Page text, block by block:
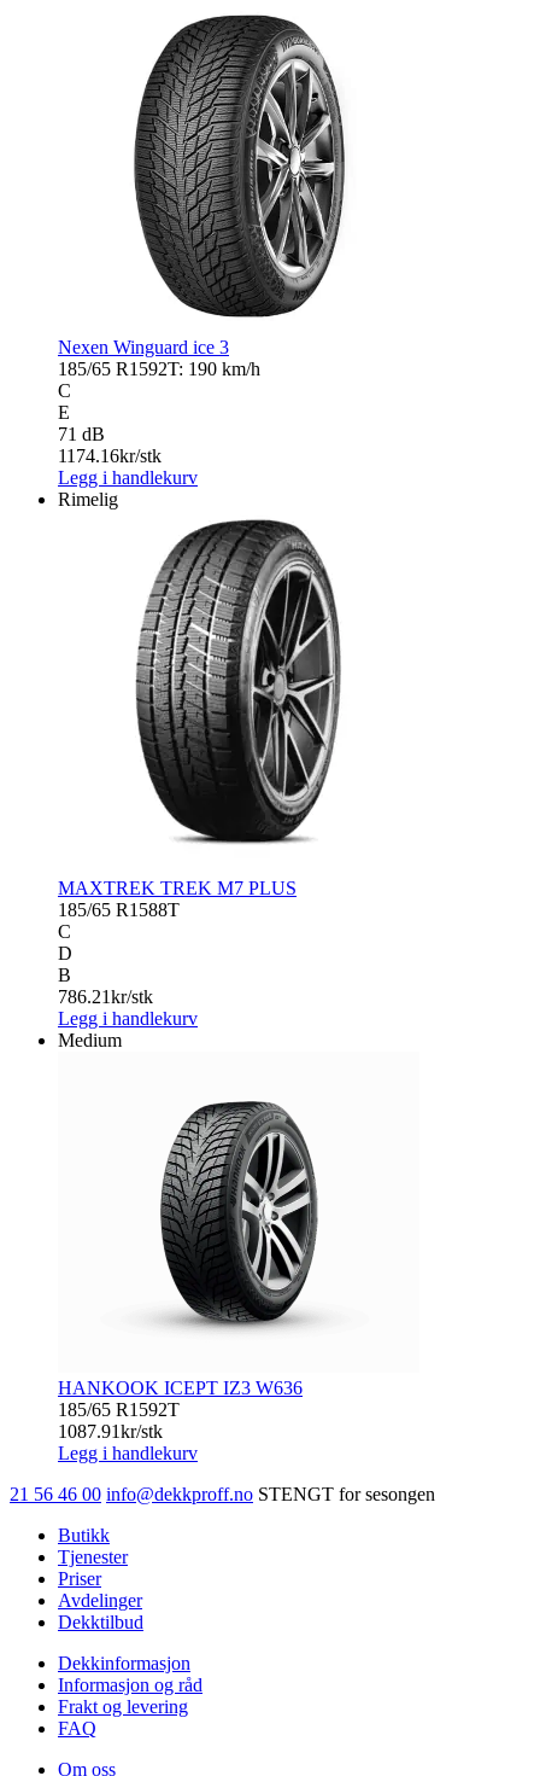
Nexen Winguard ice 3
185/65 R1592T: 190 km/h
C
E
71 dB
1174.16kr/stk
Legg i handlekurv
Rimelig
MAXTREK TREK M7 PLUS
185/65 R1588T
C
D
B
786.21kr/stk
Legg i handlekurv
Medium
HANKOOK ICEPT IZ3 W636
185/65 R1592T
1087.91kr/stk
Legg i handlekurv
21 56 46 00 info@dekkproff.no STENGT for sesongen
Butikk
Tjenester
Priser
Avdelinger
Dekktilbud
Dekkinformasjon
Informasjon og råd
Frakt og levering
FAQ
Om oss